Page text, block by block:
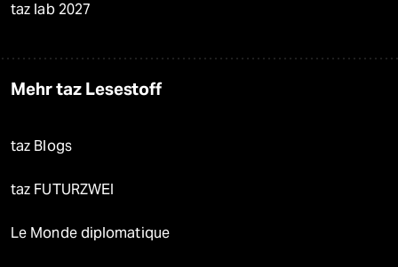
taz lab 2027
Mehr taz Lesestoff
taz Blogs
taz FUTURZWEI
Le Monde diplomatique